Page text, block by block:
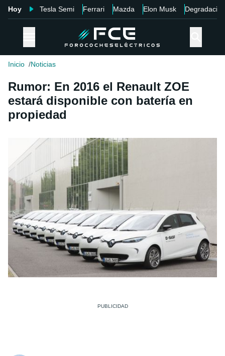
Hoy Tesla Semi Ferrari Mazda Elon Musk Degradación
Inicio Noticias
Rumor: En 2016 el Renault ZOE
estará disponible con batería en
propiedad